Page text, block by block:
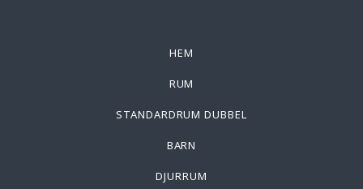
HEM
RUM
STANDARDRUM DUBBEL
BARN
DJURRUM